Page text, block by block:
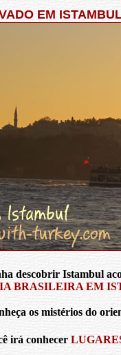
EM
descobrir Istambul
BRASILEIRA EM
os mistérios do
irá conhecer